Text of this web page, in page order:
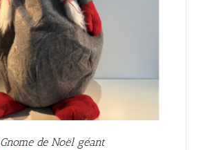
Gnome de Noël géant